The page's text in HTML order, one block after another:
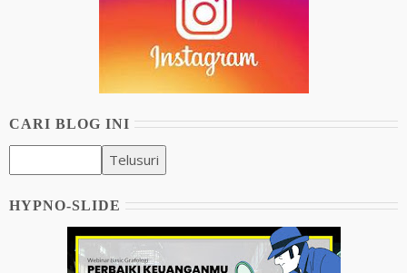
CARI BLOG INI
HYPNO-SLIDE